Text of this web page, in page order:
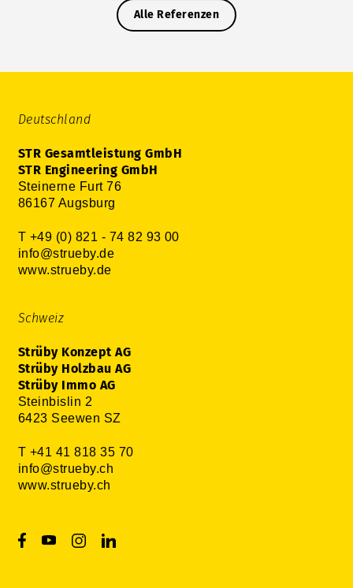
Alle Referenzen
Deutschland
STR Gesamtleistung GmbH
STR Engineering GmbH
Steinerne Furt 76
86167 Augsburg
T +49 (0) 821 - 74 82 93 00
info@strueby.de
www.strueby.de
Schweiz
Strüby Konzept AG
Strüby Holzbau AG
Strüby Immo AG
Steinbislin 2
6423 Seewen SZ
T +41 41 818 35 70
info@strueby.ch
www.strueby.ch